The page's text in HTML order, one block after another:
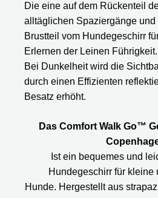
Die eine auf dem Rückenteil
alltäglichen Spaziergänge
Brustteil vom Hundegeschirr
Erlernen der Leinen Führigkeit.
Bei Dunkelheit wird die
durch einen Effizienten
Besatz erhöht.
Das Comfort Walk Go™
Ist ein bequemes und
Hundegeschirr für kleine
Hunde. Hergestellt aus